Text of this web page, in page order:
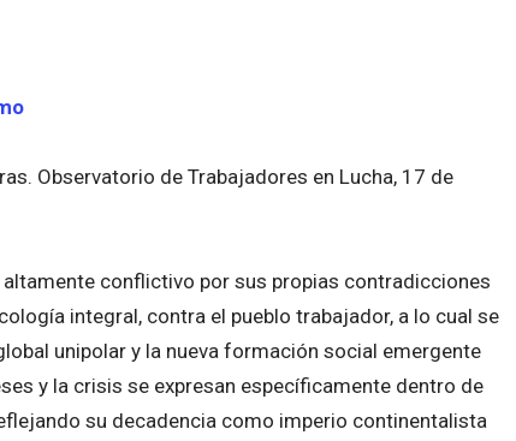
Observatorio de Trabajadores en Lucha, 17 de
conflictivo por sus propias contradicciones
integral, contra el pueblo trabajador, a lo cual se
unipolar y la nueva formación social emergente
y la crisis se expresan específicamente dentro de
su decadencia como imperio continentalista